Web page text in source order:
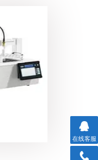
在线客服